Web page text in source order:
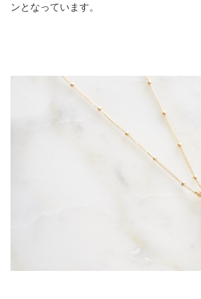
ンとなっています。